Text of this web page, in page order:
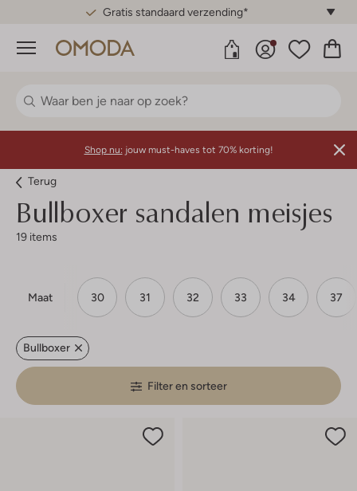
Gratis standaard verzending*
Menu
Shop nu: jouw must-haves tot 70% korting!
Terug
Bullboxer sandalen meisjes
19 items
Maat 30 31 32 33 34 37
Bullboxer
Filter en sorteer